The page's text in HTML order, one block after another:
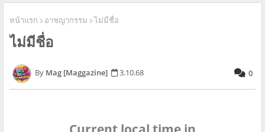
หน้าแรก อาชญากรรม ไม่มีชื่อ
ไม่มีชื่อ
Mag [Maggazine] 3.10.68 0